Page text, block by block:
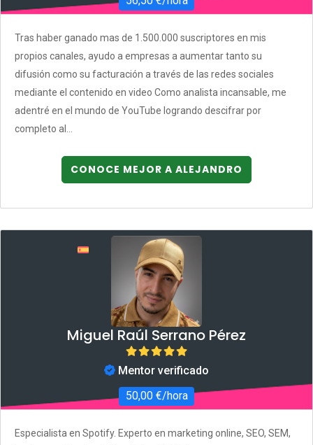
Tras haber ganado mas de 1.500.000 suscriptores en mis
propios canales, ayudo a empresas a aumentar tanto su
difusión como su facturación a través de las redes sociales
mediante el contenido en video Como analista incansable, me
adentré en el mundo de YouTube logrando descifrar por
completo al...
CONOCE MEJOR A ALEJANDRO
Miguel Raúl Serrano Pérez
Mentor verificado
50,00 €/hora
Especialista en Spotify. Experto en marketing online, SEO, SEM,